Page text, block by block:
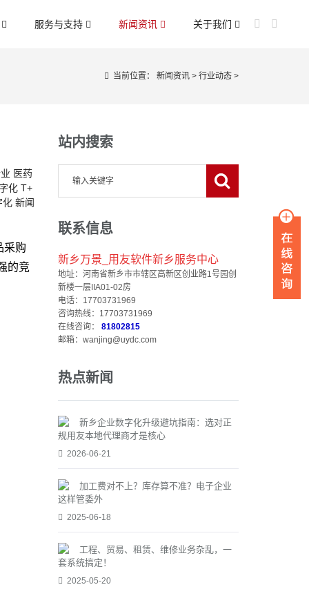
服务与支持 新闻资讯 关于我们
当前位置： 新闻资讯 > 行业动态 >
医药
化 T+
化 新闻
采购
的竞
站内搜索
联系信息
新乡万景_用友软件新乡服务中心
地址：河南省新乡市市辖区高新区创业路1号园创
新楼一层IIA01-02房
电话：17703731969
咨询热线：17703731969
在线咨询：
81802815
邮箱：wanjing@uydc.com
热点新闻
新乡企业数字化升级避坑指南：选对正
规用友本地代理商才是核心
2026-06-21
加工费对不上？库存算不准？电子企业
这样管委外
2025-06-18
工程、贸易、租赁、维修业务杂乱，一
套系统搞定！
2025-05-20